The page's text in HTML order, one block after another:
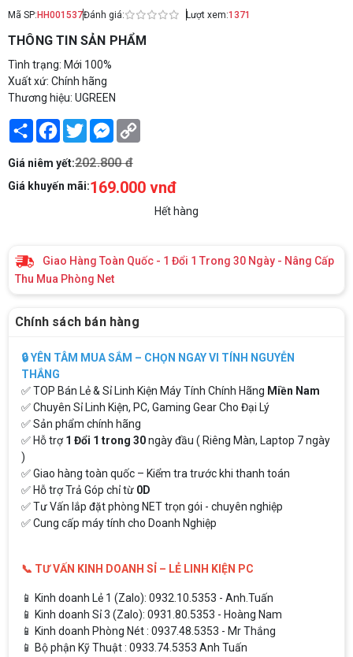
Mã SP:HH001537Đánh giá: Lượt xem:1371
THÔNG TIN SẢN PHẨM
Tình trạng: Mới 100%
Xuất xứ: Chính hãng
Thương hiệu: UGREEN
Share Facebook
TwitterMessenger
Giá niêm yết:202.800 đ
Giá khuyến mãi:169.000 vnđ
Hết hàng
Giao Hàng Toàn Quốc - 1 Đổi 1 Trong 30 Ngày - Nâng Cấp
Thu Mua Phòng Net
Chính sách bán hàng
🔒 YÊN TÂM MUA SẮM – CHỌN NGAY VI TÍNH NGUYỄN
THẮNG
✅ TOP Bán Lẻ & Sỉ Linh Kiện Máy Tính Chính Hãng Miền Nam
✅ Chuyên Sỉ Linh Kiện, PC, Gaming Gear Cho Đại Lý
✅ Sản phẩm chính hãng
✅ Hỗ trợ1 Đổi 1 trong 30ngày đầu ( Riêng Màn, Laptop 7 ngày
)
✅ Giao hàng toàn quốc – Kiểm tra trước khi thanh toán
✅ Hỗ trợ Trả Góp chỉ từ 0D
✅ Tư Vấn lắp đặt phòng NET trọn gói - chuyên nghiệp
✅ Cung cấp máy tính cho Doanh Nghiệp
📞 TƯ VẤN KINH DOANH SỈ – LẺ LINH KIỆN PC
📱 Kinh doanh Lẻ 1 (Zalo): 0932.10.5353 - Anh.Tuấn
📱 Kinh doanh Sỉ 3 (Zalo): 0931.80.5353 - Hoàng Nam
📱 Kinh doanh Phòng Nét : 0937.48.5353 - Mr Thắng
📱 Bộ phận Kỹ Thuật : 0933.74.5353 Anh Tuấn